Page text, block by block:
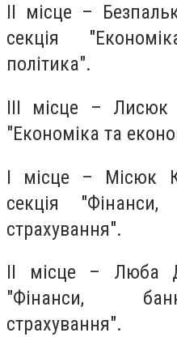
ІІ місце –
секція
політика".
ІІІ місце – Лисюк
"Економіка та
І місце – Місюк
секція "Фінанси,
страхування".
ІІ місце – Люба
"Фінанси,
страхування".